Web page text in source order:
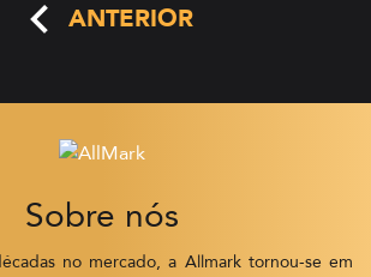
ANTERIOR
Sobre nós
no mercado, a Allmark tornou-se em